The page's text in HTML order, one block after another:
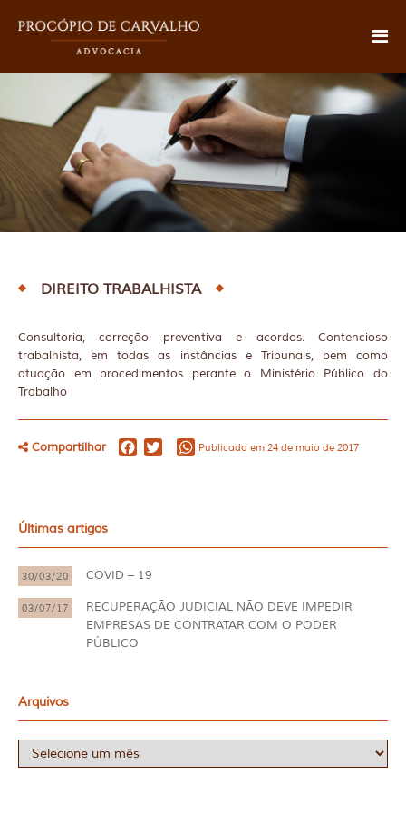
DIREITO TRABALHISTA
Consultoria, correção preventiva e acordos. Contencioso
trabalhista, em todas as instâncias e Tribunais, bem como
atuação em procedimentos perante o Ministério Público do
Trabalho
Compartilhar Facebook
TwitterWhatsApp
Publicado em 24 de maio de 2017
Últimas artigos
30/03/20 COVID – 19
03/07/17
RECUPERAÇÃO JUDICIAL NÃO DEVE IMPEDIR
EMPRESAS DE CONTRATAR COM O PODER
PÚBLICO
Arquivos